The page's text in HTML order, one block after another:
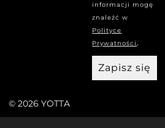
informacji mogę
znaleźć w
Polityce
Prywatności.
Zapisz się
© 2026 YOTTA